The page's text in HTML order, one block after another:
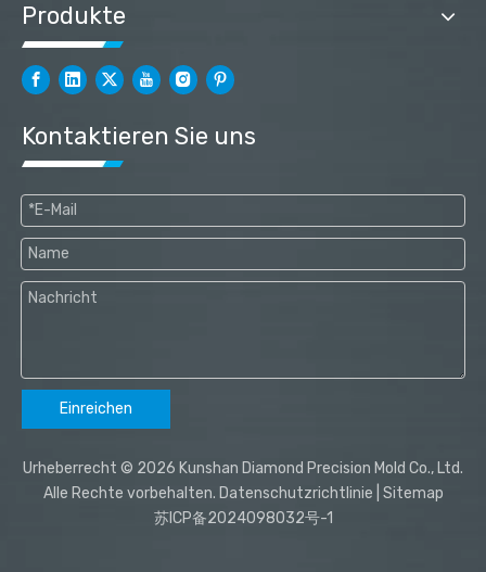
Produkte
Kontaktieren Sie uns
Einreichen
Urheberrecht © 2026 Kunshan Diamond Precision Mold Co., Ltd.
Alle Rechte vorbehalten. Datenschutzrichtlinie Sitemap
苏ICP备2024098032号-1